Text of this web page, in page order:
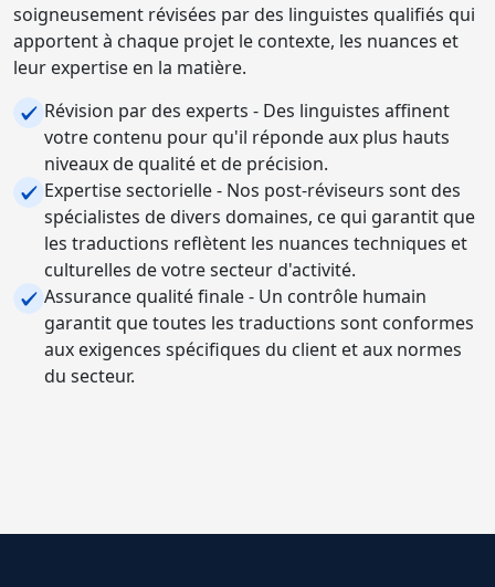
soigneusement révisées par des linguistes qualifiés qui
apportent à chaque projet le contexte, les nuances et
leur expertise en la matière.
Révision par des experts - Des linguistes affinent
votre contenu pour qu'il réponde aux plus hauts
niveaux de qualité et de précision.
Expertise sectorielle - Nos post-réviseurs sont des
spécialistes de divers domaines, ce qui garantit que
les traductions reflètent les nuances techniques et
culturelles de votre secteur d'activité.
Assurance qualité finale - Un contrôle humain
garantit que toutes les traductions sont conformes
aux exigences spécifiques du client et aux normes
du secteur.